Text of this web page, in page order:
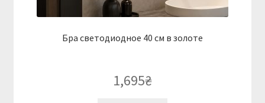
Бра светодиодное 40 см в золоте
1,695₴